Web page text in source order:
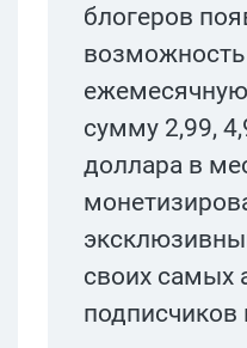
блогеров
возможность
сумму 2,99,
доллара в
своих самых
подписчиков